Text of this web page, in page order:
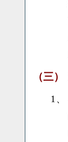
（三）
1、